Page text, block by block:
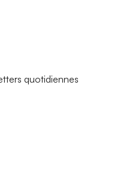
quotidiennes